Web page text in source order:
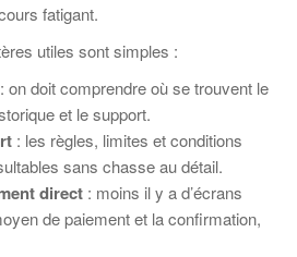
fatigant.
utiles sont simples :
: on doit comprendre où se trouvent le
et le support.
: les règles, limites et conditions
sans chasse au détail.
direct : moins il y a d’écrans
de paiement et la confirmation,